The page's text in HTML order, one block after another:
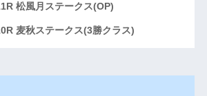
松風月ステークス(OP)
麦秋ステークス(3勝クラス)